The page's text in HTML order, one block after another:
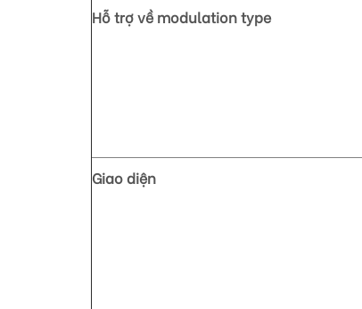
Hỗ trợ về modulation type
Giao diện